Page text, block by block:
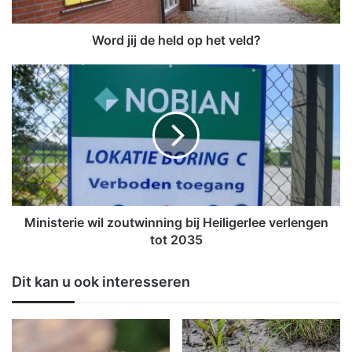
d
e
l
d
o
p
h
e
t
v
e
Word jij de held op het veld?
M
i
n
i
s
t
e
r
i
z
o
u
Ministerie wil zoutwinning bij Heiligerlee verlengen
tot 2035
Dit kan u ook interesseren